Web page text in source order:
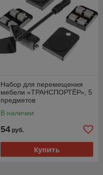
Набор для перемещения
мебели «ТРАНСПОРТЁР», 5
предметов
В наличии
54 руб.
Купить